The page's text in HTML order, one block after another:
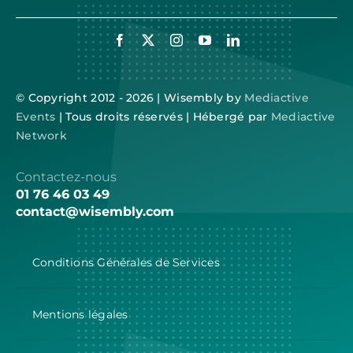
© Copyright 2012 - 2026 | Wisembly by Mediactive
Events | Tous droits réservés | Hébergé par Mediactive
Network
Contactez-nous
01 76 46 03 49
contact@wisembly.com
Conditions Générales de Services
Mentions légales